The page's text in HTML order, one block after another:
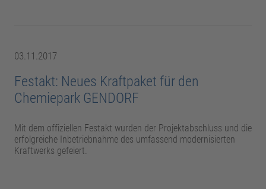
03.11.2017
Festakt: Neues Kraftpaket für den
Chemiepark GENDORF
Mit dem offiziellen Festakt wurden der Projektabschluss und die
erfolgreiche Inbetriebnahme des umfassend modernisierten
Kraftwerks gefeiert.